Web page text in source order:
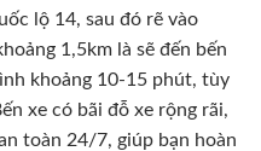
lộ 14, sau đó rẽ vào
1,5km là sẽ đến bến
khoảng 10-15 phút, tùy
xe có bãi đỗ xe rộng rãi,
toàn 24/7, giúp bạn hoàn